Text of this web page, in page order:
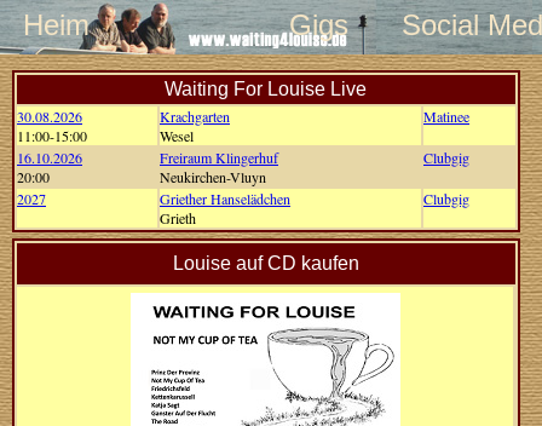
Heim Gigs Social
Waiting For Louise Live
30.08.2026
11:00-15:00
Krachgarten
Wesel
Matinee
16.10.2026
20:00
Freiraum Klingerhuf
Neukirchen-Vluyn
Clubgig
2027
Griether Hanselädchen
Grieth
Clubgig
Louise auf CD kaufen